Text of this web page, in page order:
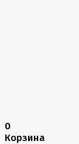
0
Корзина